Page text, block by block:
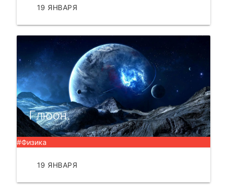
19 ЯНВАРЯ
Глюон.
#Физика
19 ЯНВАРЯ